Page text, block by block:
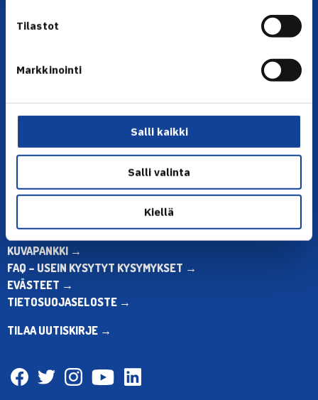
Tilastot
Markkinointi
Salli kaikki
Salli valinta
Kiellä
Olympiastadion, Paavo Nurmen tie 1, 00250 Helsinki
Toimiston puhelinajat:
Muina aikoina olkaa yhteydessä
sähköpostitse: toimisto@tennis.fi
KAIKKI YHTEYSTIEDOT →
ALOITA KILPAILEMINEN →
TENNIKSEN STRATEGIA 2024 →
VASTUULLISUUSOHJELMA →
KUVAPANKKI →
FAQ – USEIN KYSYTYT KYSYMYKSET →
EVÄSTEET →
TIETOSUOJASELOSTE →
TILAA UUTISKIRJE →